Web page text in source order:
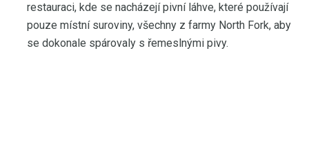
restauraci, kde se nacházejí pivní láhve, které používají
pouze místní suroviny, všechny z farmy North Fork, aby
se dokonale spárovaly s řemeslnými pivy.